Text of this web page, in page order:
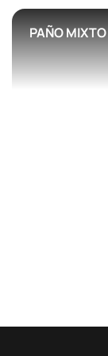
PAÑO MIXTO